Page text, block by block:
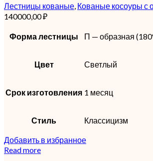
Лестницы кованые Кованые косоуры с
140000,00₽
Форма лестницы П — образная
Цвет Светлый
Срок изготовления 1 месяц
Стиль Классицизм
Добавить в избранное
Read more